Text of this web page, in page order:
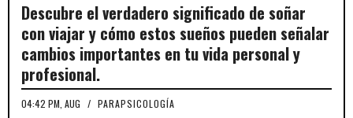
Descubre el verdadero significado de soñar
con viajar y cómo estos sueños pueden señalar
cambios importantes en tu vida personal y
profesional.
04:42 PM, AUG / PARAPSICOLOGÍA